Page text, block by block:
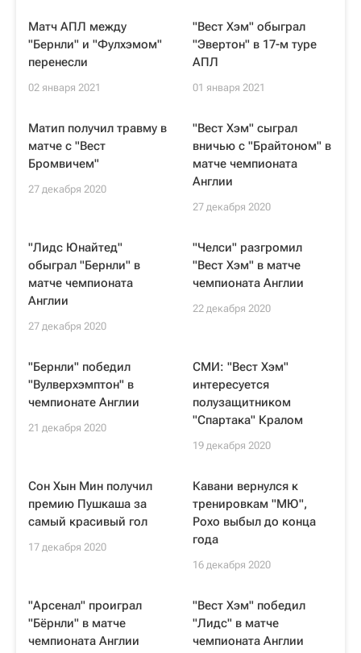
Матч АПЛ между
"Бернли" и "Фулхэмом"
перенесли
02 января 2021
"Вест Хэм" обыграл
"Эвертон" в 17-м туре
АПЛ
01 января 2021
Матип получил травму в
матче с "Вест
Бромвичем"
27 декабря 2020
"Вест Хэм" сыграл
вничью с "Брайтоном" в
матче чемпионата
Англии
27 декабря 2020
"Лидс Юнайтед"
обыграл "Бернли" в
матче чемпионата
Англии
27 декабря 2020
"Челси" разгромил
"Вест Хэм" в матче
чемпионата Англии
22 декабря 2020
"Бернли" победил
"Вулверхэмптон" в
чемпионате Англии
21 декабря 2020
СМИ: "Вест Хэм"
интересуется
полузащитником
"Спартака" Кралом
19 декабря 2020
Сон Хын Мин получил
премию Пушкаша за
самый красивый гол
17 декабря 2020
Кавани вернулся к
тренировкам "МЮ",
Рохо выбыл до конца
года
16 декабря 2020
"Арсенал" проиграл
"Бёрнли" в матче
чемпионата Англии
"Вест Хэм" победил
"Лидс" в матче
чемпионата Англии